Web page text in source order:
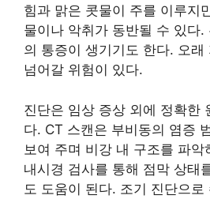
힘과 맑은 콧물이 주를 이루지
물이나 악취가 동반될 수 있다.
의 통증이 생기기도 한다. 오래
넘어갈 위험이 있다.
진단은 임상 증상 외에 정확한
다. CT 스캔은 부비동의 염증
보여 주며 비강 내 구조를 파
내시경 검사를 통해 점막 상태
도 도움이 된다. 조기 진단으